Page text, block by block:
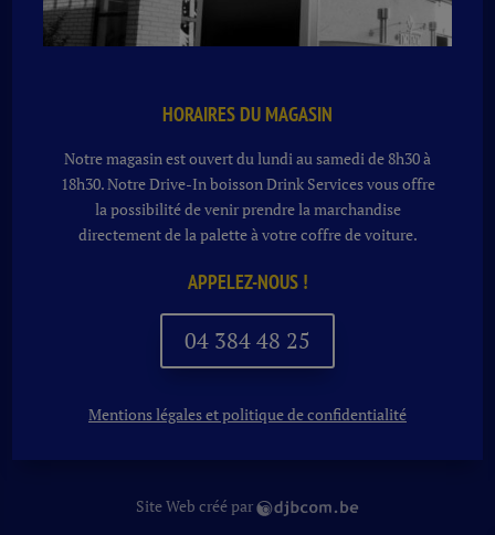
HORAIRES DU MAGASIN
Notre magasin est ouvert du lundi au samedi de 8h30 à
18h30. NotreDrive-In boissonDrink Services vous offre
la possibilité de venir prendre la marchandise
directement de la palette à votre coffre de voiture.
APPELEZ-NOUS !
04 384 48 25
Mentions légales et politique de confidentialité
Site Web créé par